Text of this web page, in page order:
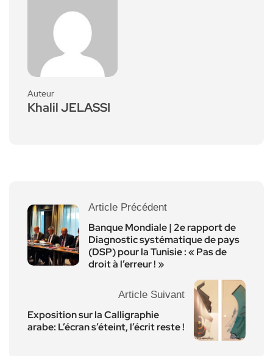
Auteur
Khalil JELASSI
Article Précédent
Banque Mondiale | 2e rapport de
Diagnostic systématique de pays
(DSP) pour la Tunisie : « Pas de
droit à l’erreur ! »
Article Suivant
Exposition sur la Calligraphie
arabe: L’écran s’éteint, l’écrit reste !